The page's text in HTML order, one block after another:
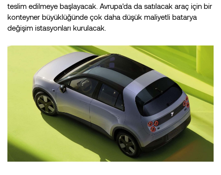
teslim edilmeye başlayacak. Avrupa'da da satılacak araç için bir
konteyner büyüklüğünde çok daha düşük maliyetli batarya
değişim istasyonları kurulacak.